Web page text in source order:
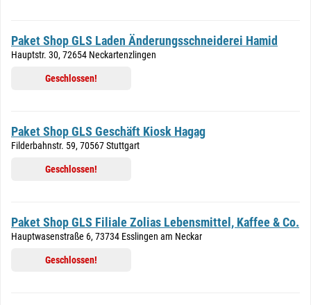
Paket Shop GLS Laden Änderungsschneiderei Hamid
Hauptstr. 30, 72654 Neckartenzlingen
Geschlossen!
Paket Shop GLS Geschäft Kiosk Hagag
Filderbahnstr. 59, 70567 Stuttgart
Geschlossen!
Paket Shop GLS Filiale Zolias Lebensmittel, Kaffee & Co.
Hauptwasenstraße 6, 73734 Esslingen am Neckar
Geschlossen!